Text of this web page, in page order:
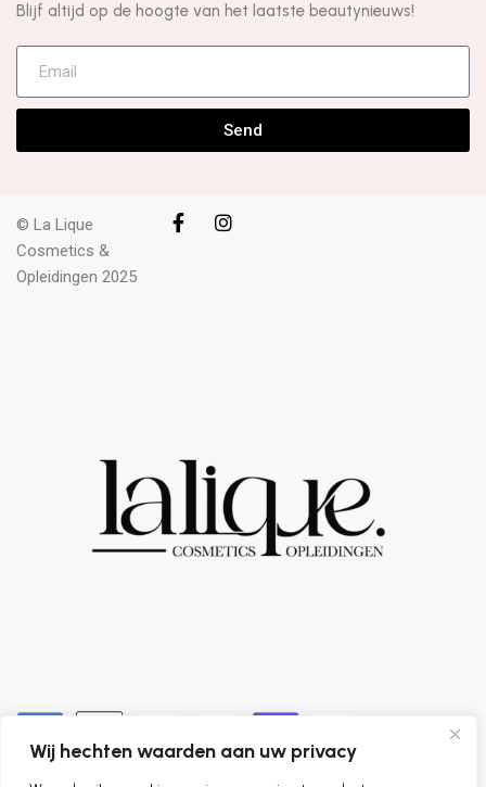
Wij hechten waarden aan uw privacy
Blijf altijd op de hoogte van het laatste beautynieuws!
Send
© La Lique
Cosmetics &
Opleidingen 2025